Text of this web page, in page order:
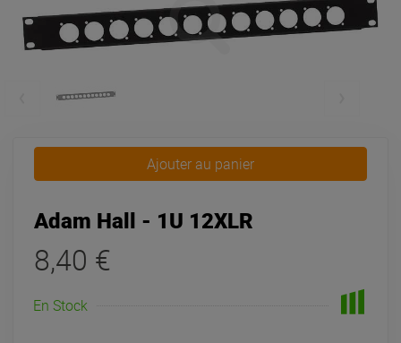
Ajouter au panier
Adam Hall - 1U 12XLR
8,40 €
En Stock